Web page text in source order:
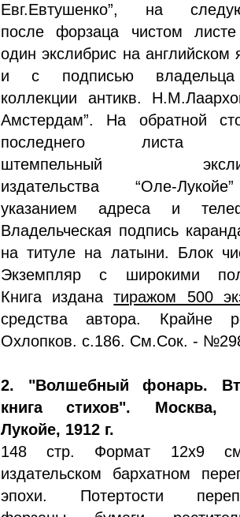
Евг.Евтушенко”, на
после форзаца чистом
один экслибрис на английском
и с подписью
коллекции антикв.
Амстердам”. На обратной
последнего листа
штемпельный
издательства “Оле-
указанием адреса и
Владельческая подпись
на титуле на латыни. Блок
Экземпляр с широкими
Книга изданатиражом 500
средства автора. Крайне
Охлопков. с.186. См.Сок. -
2. "Волшебный фонарь.
книга стихов". Москва,
Лукойе, 1912 г.
148 стр. Формат 12х9
издательском бархатном
эпохи. Потертости